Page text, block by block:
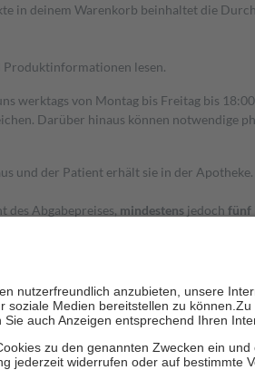
in deinem Warenkorb beinhaltet die
lesen.
werktags von Montag bis Freitag bis
Darüber hinaus können notwendige
und der Patient erhält sie in der
des Abgabepreises, mindestens jedoch fünf
und die besondere Stellung der
der Fahrkosten
werden